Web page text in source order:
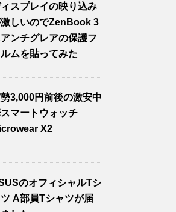
スプレイの映り込み
しいのでZenBook 3
ンチグレアの保護フ
ルムを貼ってみた
3,000円前後の激安中
マートウォッチ
X2
のオフィシャルTシ
ツ A部員Tシャツが届